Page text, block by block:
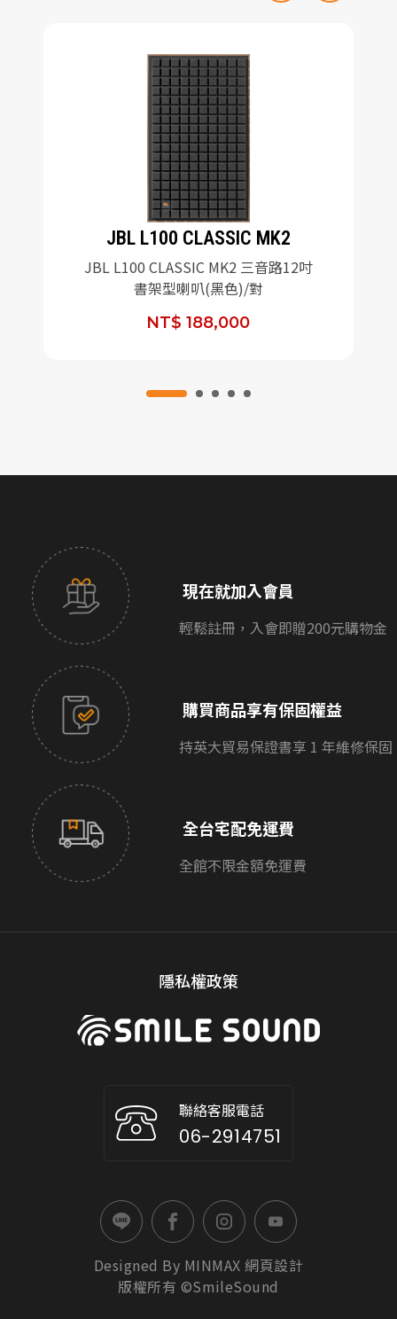
JBL L100 CLASSIC MK2
JBL L100 CLASSIC MK2 三音路12吋
書架型喇叭(黑色)/對
NT$ 188,000
現在就加入會員
輕鬆註冊，入會即贈200元購物金
購買商品享有保固權益
持英大貿易保證書享 1 年維修保固
全台宅配免運費
全館不限金額免運費
隱私權政策
聯絡客服電話
06-2914751
Designed By MINMAX 網頁設計
版權所有 ©SmileSound